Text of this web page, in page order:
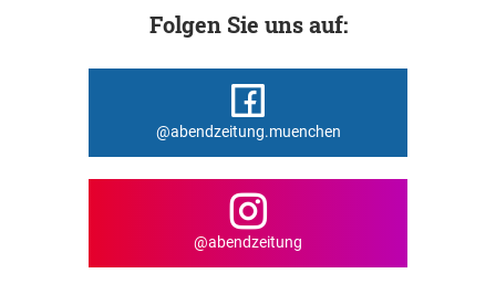
Folgen Sie uns auf:
@abendzeitung.muenchen
@abendzeitung